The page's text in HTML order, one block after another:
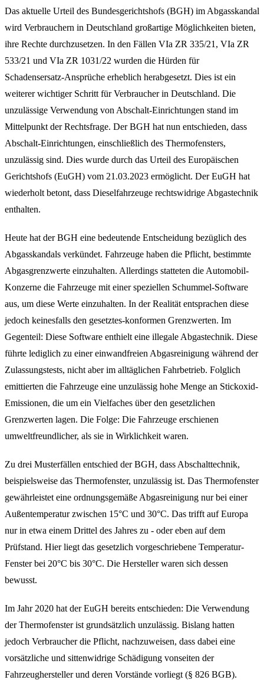
Das aktuelle Urteil des Bundesgerichtshofs (BGH) im Abgasskandal
wird Verbrauchern in Deutschland großartige Möglichkeiten bieten,
ihre Rechte durchzusetzen. In den Fällen VIa ZR 335/21, VIa ZR
533/21 und VIa ZR 1031/22 wurden die Hürden für
Schadensersatz-Ansprüche erheblich herabgesetzt. Dies ist ein
weiterer wichtiger Schritt für Verbraucher in Deutschland. Die
unzulässige Verwendung von Abschalt-Einrichtungen stand im
Mittelpunkt der Rechtsfrage. Der BGH hat nun entschieden, dass
Abschalt-Einrichtungen, einschließlich des Thermofensters,
unzulässig sind. Dies wurde durch das Urteil des Europäischen
Gerichtshofs (EuGH) vom 21.03.2023 ermöglicht. Der EuGH hat
wiederholt betont, dass Dieselfahrzeuge rechtswidrige Abgastechnik
enthalten.
Heute hat der BGH eine bedeutende Entscheidung bezüglich des
Abgasskandals verkündet. Fahrzeuge haben die Pflicht, bestimmte
Abgasgrenzwerte einzuhalten. Allerdings statteten die Automobil-
Konzerne die Fahrzeuge mit einer speziellen Schummel-Software
aus, um diese Werte einzuhalten. In der Realität entsprachen diese
jedoch keinesfalls den gesetztes-konformen Grenzwerten. Im
Gegenteil: Diese Software enthielt eine illegale Abgastechnik. Diese
führte lediglich zu einer einwandfreien Abgasreinigung während der
Zulassungstests, nicht aber im alltäglichen Fahrbetrieb. Folglich
emittierten die Fahrzeuge eine unzulässig hohe Menge an Stickoxid-
Emissionen, die um ein Vielfaches über den gesetzlichen
Grenzwerten lagen. Die Folge: Die Fahrzeuge erschienen
umweltfreundlicher, als sie in Wirklichkeit waren.
Zu drei Musterfällen entschied der BGH, dass Abschalttechnik,
beispielsweise das Thermofenster, unzulässig ist. Das Thermofenster
gewährleistet eine ordnungsgemäße Abgasreinigung nur bei einer
Außentemperatur zwischen 15°C und 30°C. Das trifft auf Europa
nur in etwa einem Drittel des Jahres zu - oder eben auf dem
Prüfstand. Hier liegt das gesetzlich vorgeschriebene Temperatur-
Fenster bei 20°C bis 30°C. Die Hersteller waren sich dessen
bewusst.
Im Jahr 2020 hat der EuGH bereits entschieden: Die Verwendung
der Thermofenster ist grundsätzlich unzulässig. Bislang hatten
jedoch Verbraucher die Pflicht, nachzuweisen, dass dabei eine
vorsätzliche und sittenwidrige Schädigung vonseiten der
Fahrzeughersteller und deren Vorstände vorliegt (§ 826 BGB).